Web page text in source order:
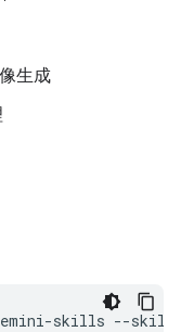
生成
skills --skill